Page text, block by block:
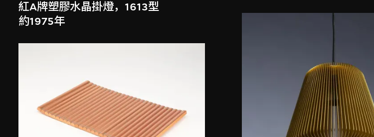
紅A牌塑膠水晶掛燈，1613型
約1975年